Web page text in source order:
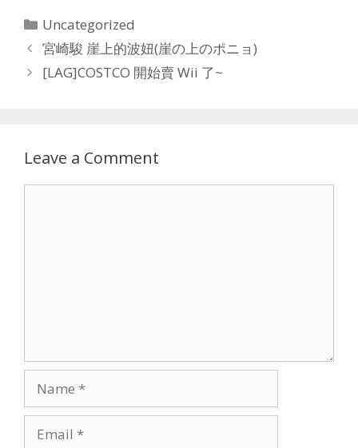
Categories
Uncategorized
宮崎駿 崖上的波妞(崖の上のポニョ)
[LAG]COSTCO 開始賣 Wii 了~
Leave a Comment